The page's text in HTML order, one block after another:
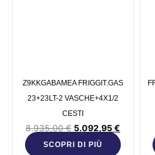
Z9KKGABAMEA FRIGGIT.GAS
23+23LT-2 VASCHE+4X1/2
CESTI
8.935,00€ 5.092,95€
SCOPRI DI PIÙ